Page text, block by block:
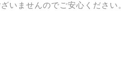
いませんのでご安心ください。